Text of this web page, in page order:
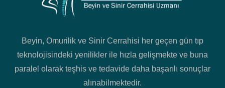
Beyin, Omurilik ve Sinir Cerrahisi her geçen gün tıp
teknolojisindeki yenilikler ile hızla gelişmekte ve buna
paralel olarak teşhis ve tedavide daha başarılı sonuçlar
alınabilmektedir.